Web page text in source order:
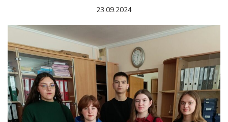
23.09.2024